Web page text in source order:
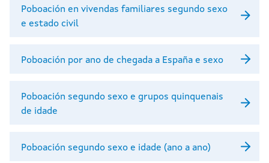
Poboación en vivendas familiares segundo sexo
e estado civil
Poboación por ano de chegada a España e sexo
Poboación segundo sexo e grupos quinquenais
de idade
Poboación segundo sexo e idade (ano a ano)